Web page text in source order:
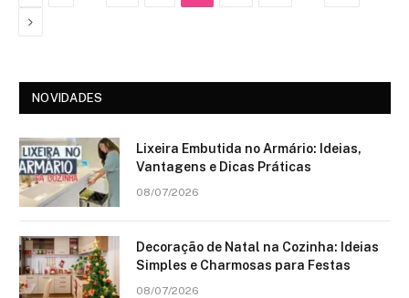
Next
NOVIDADES
Lixeira Embutida no Armário: Ideias,
Vantagens e Dicas Práticas
08/07/2026
Decoração de Natal na Cozinha: Ideias
Simples e Charmosas para Festas
08/07/2026